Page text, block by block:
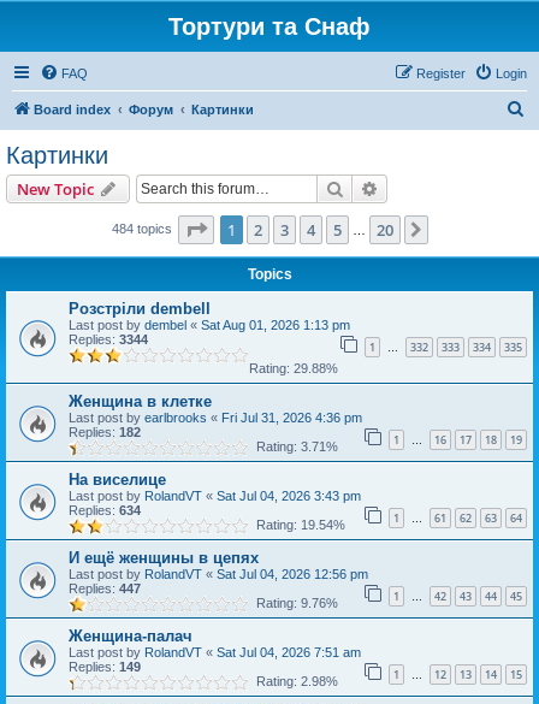
Тортури та Снаф
FAQ Login
Register
Board index Форум Картинки
Картинки
New Topic Search
484 topics Page 1of 20
1 2 3 4 5 20
Topics
Розстріли dembell
Last post by dembel « Sat Aug 01, 2026 1:13 pm
Replies: 3344 1 … 332 333 334 335
Rating: 29.88%
Женщина в клетке
Last post by earlbrooks « Fri Jul 31, 2026 4:36 pm
Replies: 182 1 … 16 17 18 19
Rating: 3.71%
На виселице
Last post by RolandVT « Sat Jul 04, 2026 3:43 pm
Replies: 634 1 … 61 62 63 64
Rating: 19.54%
И ещё женщины в цепях
Last post by RolandVT « Sat Jul 04, 2026 12:56 pm
Replies: 447 1 … 42 43 44 45
Rating: 9.76%
Женщина-палач
Last post by RolandVT « Sat Jul 04, 2026 7:51 am
Replies: 149 1 … 12 13 14 15
Rating: 2.98%